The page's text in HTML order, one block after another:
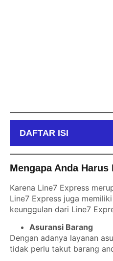
DAFTAR ISI
Mengapa Anda
Karena Line7 Express
Line7 Express juga
keunggulan dari Line7
Asuransi Barang
Dengan adanya layanan
tidak perlu takut barang